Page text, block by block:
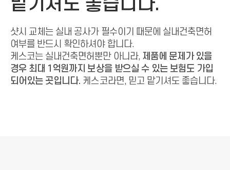
맡기셔도 좋습니다.
샷시 교체는 실내 공사가 필수이기 때문에 실내건축면허
여부를 반드시 확인하셔야 합니다.
케스코는 실내건축면허뿐만 아니라, 제품에 문제가 있을
경우 최대 1억원까지 보상을 받으실 수 있는 보험도 가입
되어있는 곳입니다. 케스코라면, 믿고 맡기셔도 좋습니다.